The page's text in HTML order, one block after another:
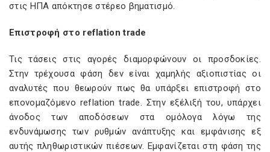
στις ΗΠΑ απόκτησε στέρεο βηματισμό.
Επιστροφή στο reflation trade
Τις τάσεις στις αγορές διαμορφώνουν οι προσδοκίες.
Στην τρέχουσα φάση δεν είναι χαμηλής αξιοπιστίας οι
αναλυτές που θεωρούν πως θα υπάρξει επιστροφή στο
επονομαζόμενο reflation trade. Στην εξέλιξή του, υπάρχει
άνοδος των αποδόσεων στα ομόλογα λόγω της
ενδυνάμωσης των ρυθμών ανάπτυξης και εμφάνισης εξ
αυτής πληθωριστικών πιέσεων. Εμφανίζεται στη φάση της